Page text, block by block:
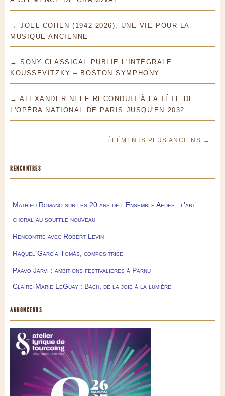
→ JOEL COHEN (1942-2026), UNE VIE POUR LA
MUSIQUE ANCIENNE
→ SONY CLASSICAL PUBLIE L'INTÉGRALE
KOUSSEVITZKY – BOSTON SYMPHONY
→ ALEXANDER NEEF RECONDUIT À LA TÊTE DE
L'OPÉRA NATIONAL DE PARIS JUSQU'EN 2032
ÉLÉMENTS PLUS ANCIENS →
RENCONTRES
Mathieu Romano sur les 20 ans de l’Ensemble Aedes : l’art
choral au souffle nouveau
Rencontre avec Robert Levin
Raquel García Tomás, compositrice
Paavo Järvi : ambitions festivalières à Pärnu
Claire-Marie LeGuay : Bach, de la joie à la lumière
ANNONCEURS